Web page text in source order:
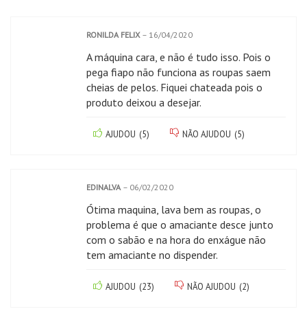
RONILDA FELIX – 16/04/2020
A máquina cara, e não é tudo isso. Pois o
pega fiapo não funciona as roupas saem
cheias de pelos. Fiquei chateada pois o
produto deixou a desejar.
AJUDOU (5) NÃO AJUDOU (5)
EDINALVA – 06/02/2020
Ótima maquina, lava bem as roupas, o
problema é que o amaciante desce junto
com o sabão e na hora do enxágue não
tem amaciante no dispender.
AJUDOU (23) NÃO AJUDOU (2)